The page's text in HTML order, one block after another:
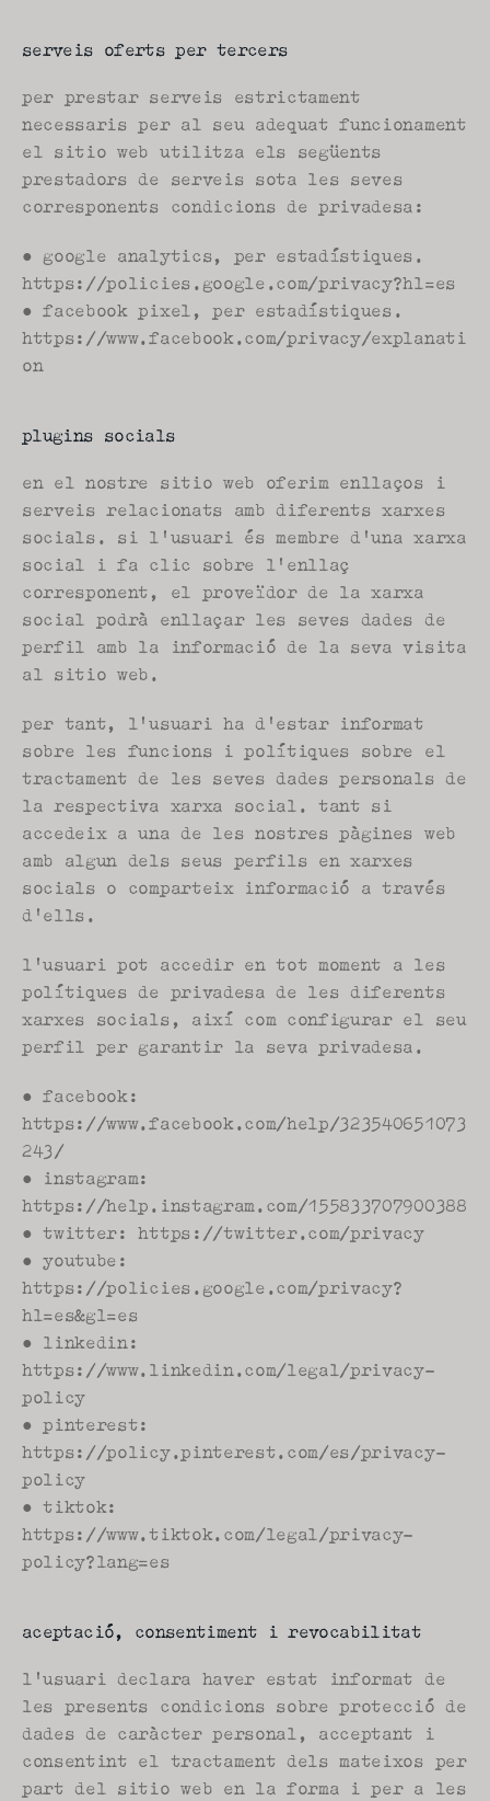
serveis oferts per tercers
per prestar serveis estrictament
necessaris per al seu adequat funcionament
el sitio web utilitza els següents
prestadors de serveis sota les seves
corresponents condicions de privadesa:
● google analytics, per estadístiques.
https://policies.google.com/privacy?hl=es
● facebook pixel, per estadístiques.
https://www.facebook.com/privacy/explanati
on
plugins socials
en el nostre sitio web oferim enllaços i
serveis relacionats amb diferents xarxes
socials. si l'usuari és membre d'una xarxa
social i fa clic sobre l'enllaç
corresponent, el proveïdor de la xarxa
social podrà enllaçar les seves dades de
perfil amb la informació de la seva visita
al sitio web.
per tant, l'usuari ha d'estar informat
sobre les funcions i polítiques sobre el
tractament de les seves dades personals de
la respectiva xarxa social. tant si
accedeix a una de les nostres pàgines web
amb algun dels seus perfils en xarxes
socials o comparteix informació a través
d'ells.
l'usuari pot accedir en tot moment a les
polítiques de privadesa de les diferents
xarxes socials, així com configurar el seu
perfil per garantir la seva privadesa.
● facebook:
https://www.facebook.com/help/323540651073
243/
● instagram:
https://help.instagram.com/155833707900388
● twitter: https://twitter.com/privacy
● youtube:
https://policies.google.com/privacy?
hl=es&gl=es
● linkedin:
https://www.linkedin.com/legal/privacy-
policy
● pinterest:
https://policy.pinterest.com/es/privacy-
policy
● tiktok:
https://www.tiktok.com/legal/privacy-
policy?lang=es
aceptació, consentiment i revocabilitat
l'usuari declara haver estat informat de
les presents condicions sobre protecció de
dades de caràcter personal, acceptant i
consentint el tractament dels mateixos per
part del sitio web en la forma i per a les